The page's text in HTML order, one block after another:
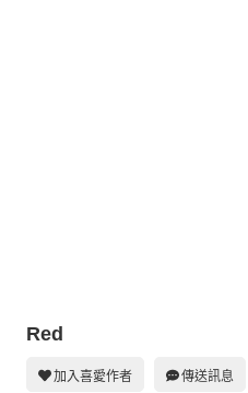
攤位轉讓區
Red
加入喜愛作者 傳送訊息